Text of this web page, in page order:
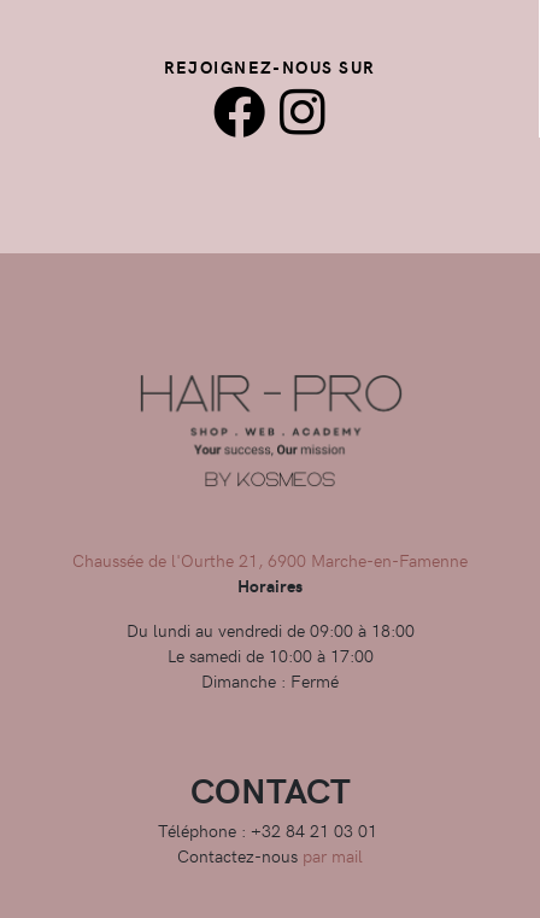
REJOIGNEZ-NOUS SUR
Chaussée de l'Ourthe 21, 6900 Marche-en-Famenne
Horaires
Du lundi au vendredi de 09:00 à 18:00
Le samedi de 10:00 à 17:00
Dimanche : Fermé
CONTACT
Téléphone : +32 84 21 03 01
Contactez-nous par mail